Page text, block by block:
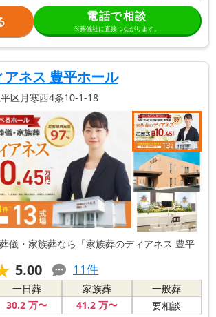
電話で相談
※葬儀社に直接つながります。
ネス 豊平ホール
区月寒西4条10-1-18
儀・家族葬なら「家族葬のディアネス 豊平
5.00 11件
一日葬
30.2 万〜
家族葬
41.2万〜
一般葬
要相談